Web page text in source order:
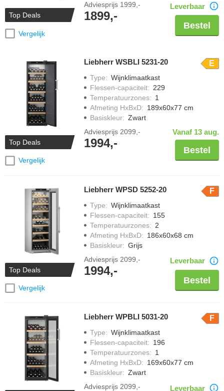
Top Deals
Vergelijk
Adviesprijs 1999,-
1899,-
Leverbaar
Bestel
Top Deals
Vergelijk
Liebherr WSBLI 5231-20 E
Type: Wijnklimaatkast
Flessen-capaciteit: 229
Temperatuurzones: 1
Afmeting HxBxD: 189x60x77 cm
Basiskleur: Zwart
Adviesprijs 2099,-
1994,-
Vanaf 13 aug.
Bestel
Top Deals
Vergelijk
Liebherr WPSD 5252-20 F
Type: Wijnklimaatkast
Flessen-capaciteit: 155
Temperatuurzones: 2
Afmeting HxBxD: 186x60x68 cm
Basiskleur: Grijs
Adviesprijs 2099,-
1994,-
Leverbaar
Bestel
Liebherr WPBLI 5031-20 F
Type: Wijnklimaatkast
Flessen-capaciteit: 196
Temperatuurzones: 1
Afmeting HxBxD: 169x60x77 cm
Basiskleur: Zwart
Adviesprijs 2099,- Leverbaar